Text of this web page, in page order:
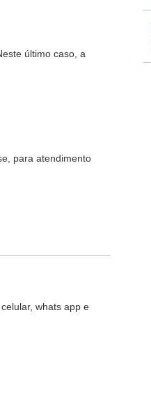
último caso, a
para atendimento
whats app e